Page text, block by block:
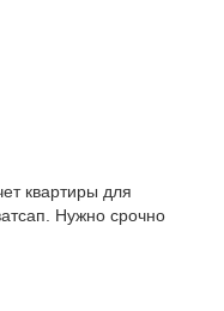
квартиры для
Нужно срочно